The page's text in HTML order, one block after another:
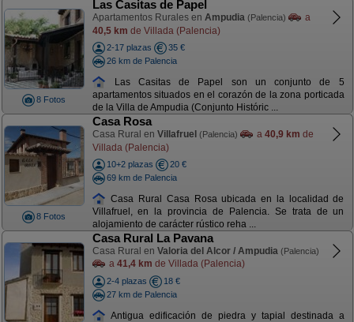
8 Fotos
Las Casitas de Papel
Apartamentos Rurales en Ampudia (Palencia)
a
40,5 km de Villada (Palencia)
2-17 plazas
35 €
26 km de Palencia
Las Casitas de Papel son un conjunto de 5
apartamentos situados en el corazón de la zona porticada
de la Villa de Ampudia (Conjunto Históric ...
8 Fotos
Casa Rosa
Casa Rural en Villafruel (Palencia) a 40,9 km de
Villada (Palencia)
10+2 plazas
20 €
69 km de Palencia
Casa Rural Casa Rosa ubicada en la localidad de
Villafruel, en la provincia de Palencia. Se trata de un
alojamiento de carácter rústico reha ...
Casa Rural La Pavana
Casa Rural en Valoria del Alcor / Ampudia (Palencia)
a 41,4 km de Villada (Palencia)
2-4 plazas
18 €
27 km de Palencia
Antigua edificación de piedra y tapial destinada a